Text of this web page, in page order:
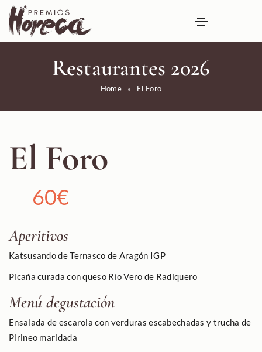
Restaurantes 2026
Home El Foro
El Foro
60€
Aperitivos
Katsusando deTernasco de Aragón IGP
Picaña curada con queso Río Vero de Radiquero
Menú degustación
Ensalada de escarola con verduras escabechadas y trucha de
Pirineo maridada